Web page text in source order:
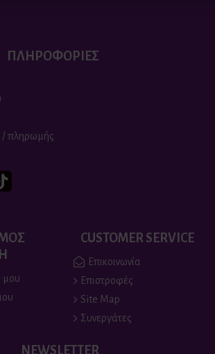
ΠΛΗΡΟΦΟΡΙΕΣ
/ πληρωμής
μου
CUSTOMER SERVICE
Επικοινωνία
Επιστροφές
Site Map
Συνεργάτες
NEWSLETTER